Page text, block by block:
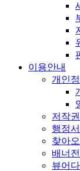
이용안내
개인
저작
행정
찾아
배너
뷰어